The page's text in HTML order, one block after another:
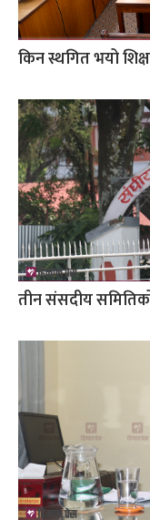
किन स्थगित भयो
तीन संसदीय